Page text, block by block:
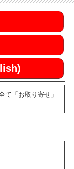
て「お取り寄せ」